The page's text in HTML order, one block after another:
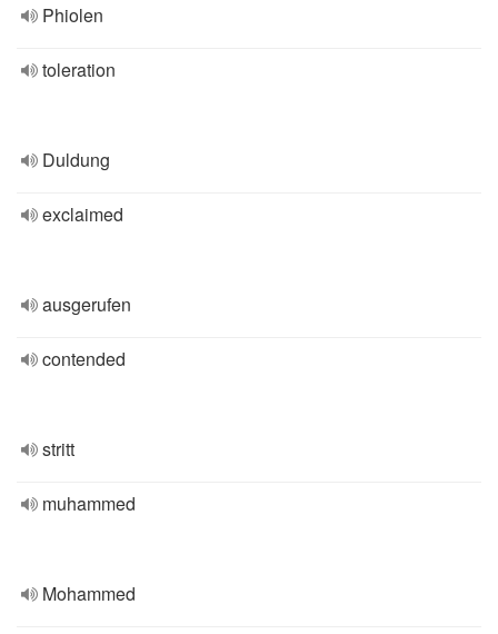
Phiolen
toleration
Duldung
exclaimed
ausgerufen
contended
stritt
muhammed
Mohammed